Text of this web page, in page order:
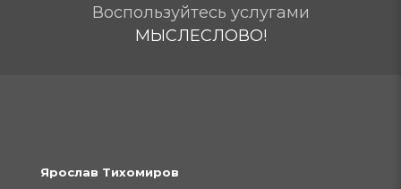
Воспользуйтесь услугами
МЫСЛЕСЛОВО!
Ярослав Тихомиров